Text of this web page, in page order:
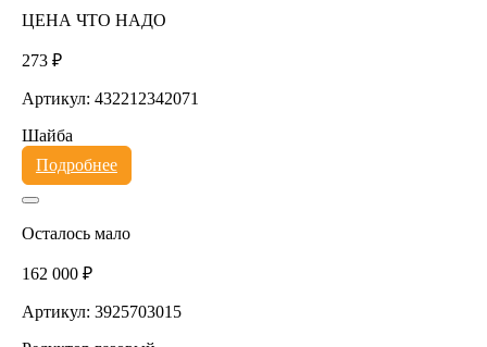
ЦЕНА ЧТО НАДО
273 ₽
Артикул: 432212342071
Шайба
Подробнее
Осталось мало
162 000 ₽
Артикул: 3925703015